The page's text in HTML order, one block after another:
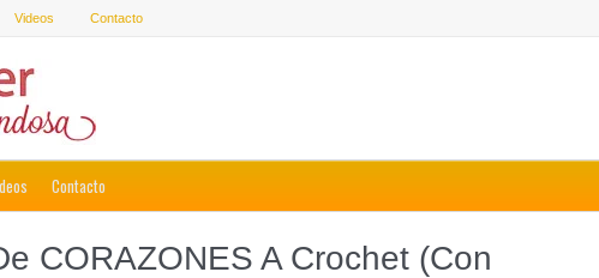
Videos Contacto
Contacto
CORAZONES A Crochet (con